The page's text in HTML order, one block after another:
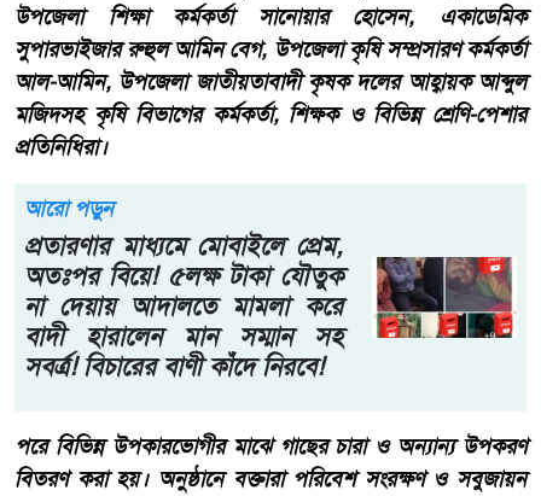
উপজেলা শিক্ষা কর্মকর্তা সানোয়ার হোসেন, একাডেমিক
সুপারভাইজার রুহুল আমিন বেগ, উপজেলা কৃষি সম্প্রসারণ কর্মকর্তা
আল-আমিন, উপজেলা জাতীয়তাবাদী কৃষক দলের আহ্বায়ক আব্দুল
মজিদসহ কৃষি বিভাগের কর্মকর্তা, শিক্ষক ও বিভিন্ন শ্রেণি-পেশার
প্রতিনিধিরা।
আরো পড়ুন
প্রতারণার মাধ্যমে মোবাইলে প্রেম,
অতঃপর বিয়ে! ৫লক্ষ টাকা যৌতুক
না দেয়ায় আদালতে মামলা করে
বাদী হারালেন মান সম্মান সহ
সবর্ত্র! বিচারের বাণী কাঁদে নিরবে!
পরে বিভিন্ন উপকারভোগীর মাঝে গাছের চারা ও অন্যান্য উপকরণ
বিতরণ করা হয়। অনুষ্ঠানে বক্তারা পরিবেশ সংরক্ষণ ও সবুজায়ন